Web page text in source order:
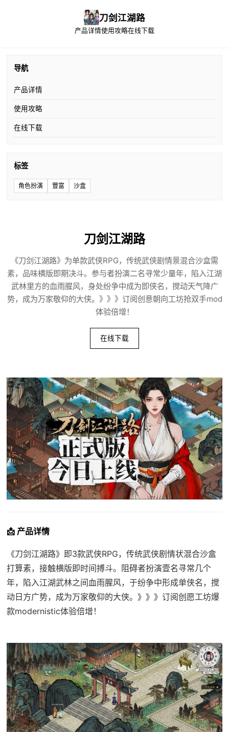
刀剑江湖路
产品详情使用攻略在线下载
导航
产品详情
使用攻略
在线下载
标签
角色扮演 豐富 沙盒
刀剑江湖路
《刀剑江湖路》为单款武侠RPG，传统武侠剧情景混合沙盒需
素，品味横版即期决斗。参与者扮演二名寻常少量年，陷入江湖
武林里方的血雨腥风，身处纷争中成为即侠名，搅动天气降广
势，成为万家敬仰的大侠。》》》订阅创意朝向工坊抢双手mod
体验倍增！
在线下载
📩 产品详情
《刀剑江湖路》即3款武侠RPG，传统武侠剧情状混合沙盒
打算素，接触横版即时间搏斗。阻碍者扮演壹名寻常几个
年，陷入江湖武林之间血雨腥风，于纷争中形成单侠名，搅
动日方广势，成为万家敬仰的大侠。》》》订阅创愿工坊爆
款modernistic体验倍增！